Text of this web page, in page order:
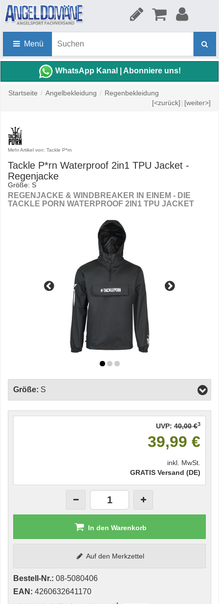
Menü
WhatsApp Kanal | Abonniere uns!
Startseite / Angelbekleidung / Regenbekleidung
[<zurück] | [weiter>]
Mehr Artikel von: Tackle P*rn
Tackle P*rn Waterproof 2in1 TPU Jacket -
Regenjacke
Größe: S
REGENJACKE & WINDBREAKER IN EINEM - DIE
TACKLE PORN WATERPROOF 2IN1 TPU JACKET
Größe: S
UVP: 40,00 €3
39,99 €
inkl. MwSt.
GRATIS Versand (DE)
In den Warenkorb
Auf den Merkzettel
Bestell-Nr.: 08-5080406
EAN: 4260632641170